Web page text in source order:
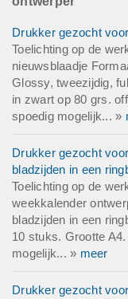
Binnen 3 maanden
Drukker gezocht
Toelichting op de
nieuwsblaadje
Glossy, tweezijdig,
in zwart op 80 grs.
spoedig mogelijk... »
Drukker gezocht
bladzijden in een
Toelichting op de
weekkalender
bladzijden in een
10 stuks. Grootte
mogelijk... » meer
Drukker gezocht